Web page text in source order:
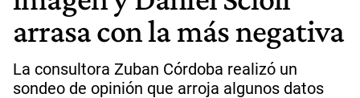
arrasa con la más negativa
La consultora Zuban Córdoba realizó un
sondeo de opinión que arroja algunos datos